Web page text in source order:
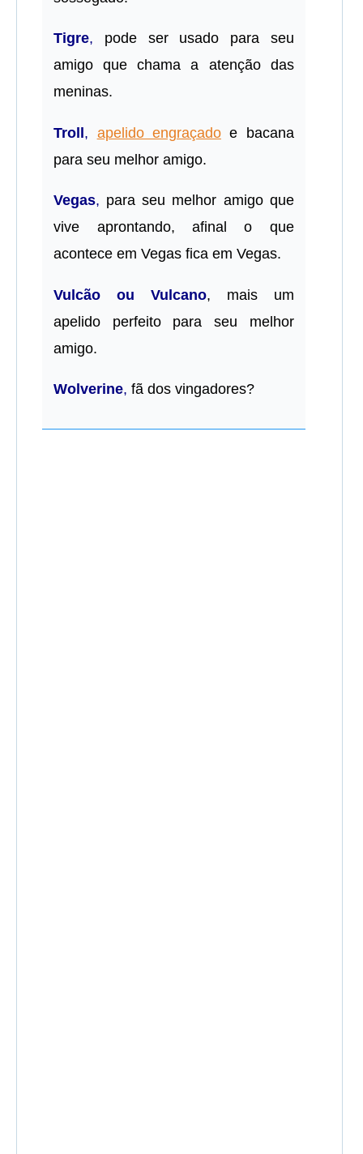
Tigre, pode ser usado para seu
amigo que chama a atenção das
meninas.
Troll, apelido engraçadoe bacana
para seu melhor amigo.
Vegas, para seu melhor amigo que
vive aprontando, afinal o que
acontece em Vegas fica em Vegas.
Vulcão ou Vulcano, mais um
apelido perfeito para seu melhor
amigo.
Wolverine, fã dos vingadores?